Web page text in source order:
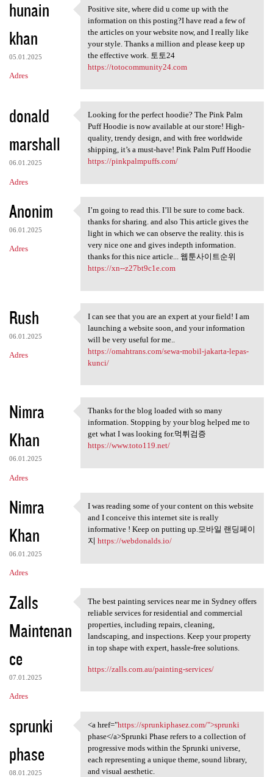
hunain
khan
05.01.2025
Adres
Positive site, where did u
Positive site, where did u come up with the
information on this posting?I have read a few of
the articles on your website now, and I really like
your style. Thanks a million and please keep up
the effective work. 토토24
https://totocommunity24.com
donald
marshall
06.01.2025
Adres
Looking for the perfect
Looking for the perfect hoodie? The Pink Palm
Puff Hoodie is now available at our store! High-
quality, trendy design, and with free worldwide
shipping, it’s a must-have! Pink Palm Puff Hoodie
https://pinkpalmpuffs.com/
Anonim
06.01.2025
Adres
I’m going to read this. I’ll
I’m going to read this. I’ll be sure to come back.
thanks for sharing. and also This article gives the
light in which we can observe the reality. this is
very nice one and gives indepth information.
thanks for this nice article... 웹툰사이트순위
https://xn--z27bt9c1e.com
Rush
06.01.2025
Adres
I can see that you are an
I can see that you are an expert at your field! I am
launching a website soon, and your information
will be very useful for me..
https://omahtrans.com/sewa-mobil-jakarta-lepas-
kunci/
Nimra
Khan
06.01.2025
Adres
Thanks for the blog loaded
Thanks for the blog loaded with so many
information. Stopping by your blog helped me to
get what I was looking for.먹튀검증
https://www.toto119.net/
Nimra
Khan
06.01.2025
Adres
I was reading some of your
I was reading some of your content on this website
and I conceive this internet site is really
informative ! Keep on putting up.모바일 랜딩페이
지 https://webdonalds.io/
Zalls
Maintenan
ce
07.01.2025
Adres
The best painting services
The best painting services near me in Sydney offers
reliable services for residential and commercial
properties, including repairs, cleaning,
landscaping, and inspections. Keep your property
in top shape with expert, hassle-free solutions.
https://zalls.com.au/painting-services/
sprunki
phase
08.01.2025
<a href="https:/
<a href="https://sprunkiphasez.com/">sprunki
phase</a>Sprunki Phase refers to a collection of
progressive mods within the Sprunki universe,
each representing a unique theme, sound library,
and visual aesthetic.